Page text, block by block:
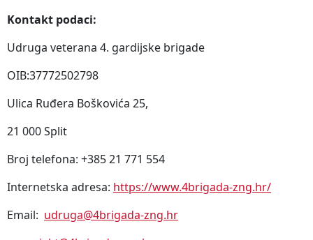
Kontakt podaci:
Udruga veterana 4. gardijske brigade
OIB:37772502798
Ulica Ruđera Boškovića 25,
21 000 Split
Broj telefona: +385 21 771 554
Internetska adresa: https://www.4brigada-zng.hr/
Email: udruga@4brigada-zng.hr